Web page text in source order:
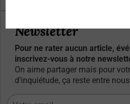
Newsletter
Pour ne rater aucun article,
inscrivez-vous à notre
On aime partager mais pour
d’inquiétude, ça reste entre